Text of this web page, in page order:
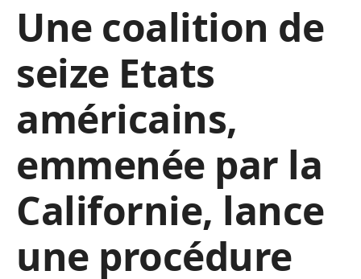
Une coalition de
seize Etats
américains,
emmenée par la
Californie, lance
une procédure